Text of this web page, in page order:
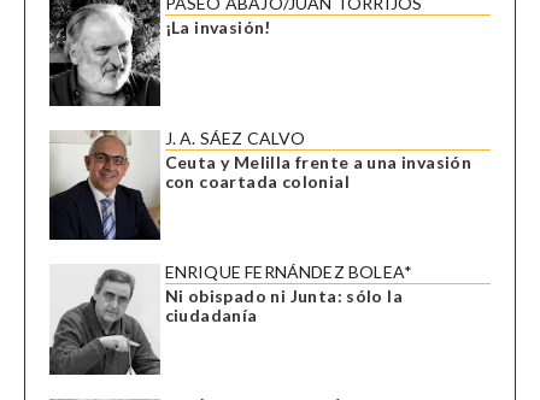
¡La invasión!
J. A. SÁEZ CALVO
Ceuta y Melilla frente a una invasión
con coartada colonial
ENRIQUE FERNÁNDEZ BOLEA*
Ni obispado ni Junta: sólo la
ciudadanía